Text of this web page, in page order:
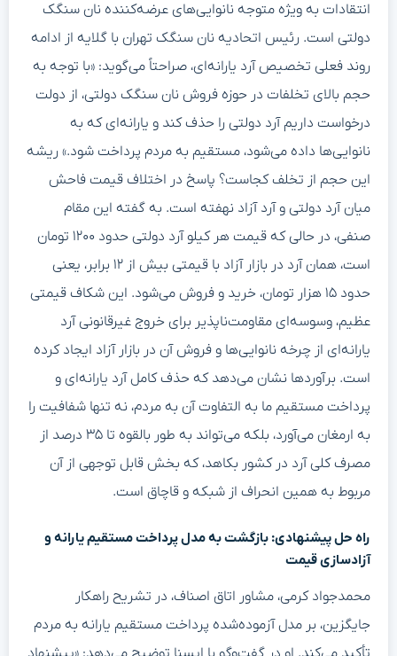
انتقادات به ویژه متوجه نانوایی‌های عرضه‌کننده نان سنگک
دولتی است. رئیس اتحادیه نان سنگک تهران با گلایه از ادامه
روند فعلی تخصیص آرد یارانه‌ای، صراحتاً می‌گوید: «با توجه به
حجم بالای تخلفات در حوزه فروش نان سنگک دولتی، از دولت
درخواست داریم آرد دولتی را حذف کند و یارانه‌ای که به
نانوایی‌ها داده می‌شود، مستقیم به مردم پرداخت شود.» ریشه
این حجم از تخلف کجاست؟ پاسخ در اختلاف قیمت فاحش
میان آرد دولتی و آرد آزاد نهفته است. به گفته این مقام
صنفی، در حالی که قیمت هر کیلو آرد دولتی حدود ۱۲۰۰ تومان
است، همان آرد در بازار آزاد با قیمتی بیش از ۱۲ برابر، یعنی
حدود ۱۵ هزار تومان، خرید و فروش می‌شود. این شکاف قیمتی
عظیم، وسوسه‌ای مقاومت‌ناپذیر برای خروج غیرقانونی آرد
یارانه‌ای از چرخه نانوایی‌ها و فروش آن در بازار آزاد ایجاد کرده
است. برآوردها نشان می‌دهد که حذف کامل آرد یارانه‌ای و
پرداخت مستقیم ما به التفاوت آن به مردم، نه تنها شفافیت را
به ارمغان می‌آورد، بلکه می‌تواند به طور بالقوه تا ۳۵ درصد از
مصرف کلی آرد در کشور بکاهد، که بخش قابل توجهی از آن
مربوط به همین انحراف از شبکه و قاچاق است.
راه حل پیشنهادی: بازگشت به مدل پرداخت مستقیم یارانه و
آزادسازی قیمت
محمدجواد کرمی، مشاور اتاق اصناف، در تشریح راهکار
جایگزین، بر مدل آزموده‌شده پرداخت مستقیم یارانه به مردم